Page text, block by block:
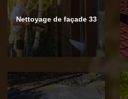
Nettoyage de façade 33